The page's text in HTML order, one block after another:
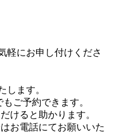
軽にお申し付けくださ
します。
ご予約できます。
けると助かります。
お電話にてお願いいた